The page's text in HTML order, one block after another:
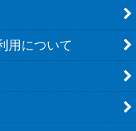
用について